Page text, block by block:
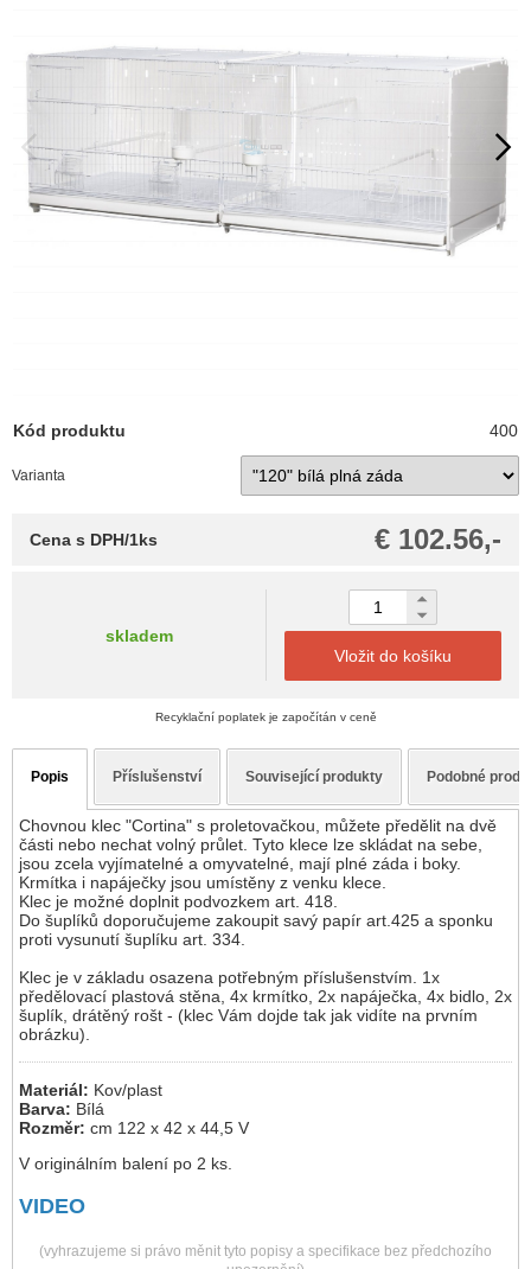
Kód produktu 400
Varianta
€ 102.56,-
Cena s DPH/1ks
skladem
Vložit do košíku
Recyklační poplatek je započítán v ceně
Popis Příslušenství Související produkty Podobné
Chovnou klec "Cortina" s proletovačkou, můžete předělit na dvě
části nebo nechat volný průlet. Tyto klece lze skládat na sebe,
jsou zcela vyjímatelné a omyvatelné, mají plné záda i boky.
Krmítka i napáječky jsou umístěny z venku klece.
Klec je možné doplnit podvozkem art. 418.
Do šuplíků doporučujeme zakoupit savý papír art.425 a sponku
proti vysunutí šuplíku art. 334.
Klec je v základu osazena potřebným příslušenstvím. 1x
předělovací plastová stěna, 4x krmítko, 2x napáječka, 4x bidlo, 2x
šuplík, drátěný rošt - (klec Vám dojde tak jak vidíte na prvním
obrázku).
Materiál: Kov/plast
Barva: Bílá
Rozměr: cm 122 x 42 x 44,5 V
V originálním balení po 2 ks.
VIDEO
(vyhrazujeme si právo měnit tyto popisy a specifikace bez předchozího